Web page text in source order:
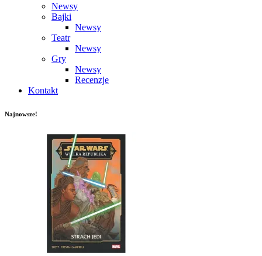
Newsy
Bajki
Newsy
Teatr
Newsy
Gry
Newsy
Recenzje
Kontakt
Najnowsze!